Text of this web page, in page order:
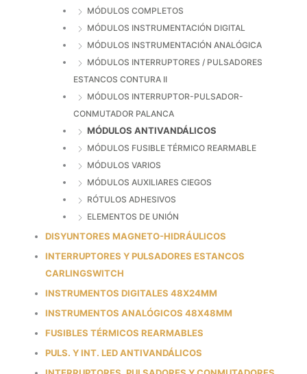
MÓDULOS COMPLETOS
MÓDULOS INSTRUMENTACIÓN DIGITAL
MÓDULOS INSTRUMENTACIÓN ANALÓGICA
MÓDULOS INTERRUPTORES / PULSADORES
ESTANCOS CONTURA II
MÓDULOS INTERRUPTOR-PULSADOR-
CONMUTADOR PALANCA
MÓDULOS ANTIVANDÁLICOS
MÓDULOS FUSIBLE TÉRMICO REARMABLE
MÓDULOS VARIOS
MÓDULOS AUXILIARES CIEGOS
RÓTULOS ADHESIVOS
ELEMENTOS DE UNIÓN
DISYUNTORES MAGNETO-HIDRÁULICOS
INTERRUPTORES Y PULSADORES ESTANCOS
CARLINGSWITCH
INSTRUMENTOS DIGITALES 48X24MM
INSTRUMENTOS ANALÓGICOS 48X48MM
FUSIBLES TÉRMICOS REARMABLES
PULS. Y INT. LED ANTIVANDÁLICOS